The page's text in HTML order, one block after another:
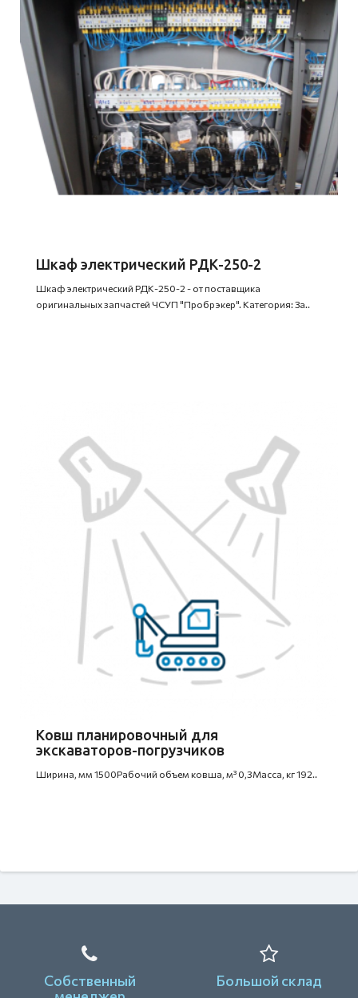
Шкаф электрический РДК-250-2
Шкаф электрический РДК-250-2 - от поставщика
оригинальных запчастей ЧСУП "Пробрэкер". Категория: За..
Ковш планировочный для
экскаваторов-погрузчиков
Ширина, мм 1500Рабочий объем ковша, м³ 0,3Масса, кг 192..
Собственный
Большой склад